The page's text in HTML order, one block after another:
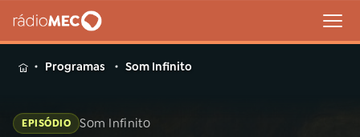
MENUProgramas Som Infinito
EPISÓDIO Som Infinito